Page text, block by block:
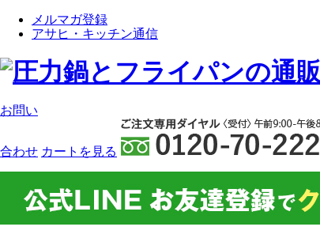
メルマガ登録
アサヒ・キッチン通信
お問い
合わせ カート を見る